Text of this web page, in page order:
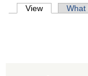
Primary
View (active tab)
What